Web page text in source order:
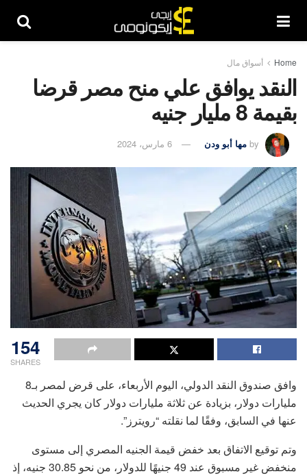
Home أسواق مال
النقد يوافق علي منح مصر قرضا
بقيمة 8 مليار جنيه
by مها أبو ودن 6 مارس، 2024
154
SHARES
وافق صندوق النقد الدولي، اليوم الأربعاء، على قرض لمصر بـ8
مليارات دولار، بزيادة عن ثلاثة مليارات دولار كان يجري الحديث
عنها في السابق، وفقًا لما نقلته “رويترز”.
وتم توقيع الاتفاق بعد خفض قيمة الجنيه المصري إلى مستوى
منخفض غير مسبوق عند 49 جنيهًا للدولار، من نحو 30.85 جنيه، إذ